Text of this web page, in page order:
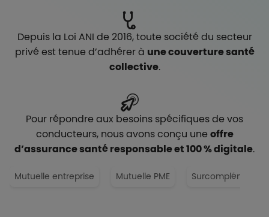
Depuis la Loi ANI de 2016, toute société du secteur
privé est tenue d’adhérer à une couverture santé
collective.
Pour répondre aux besoins spécifiques de vos
conducteurs, nous avons conçu uneoffre
d’assurance santé responsable et 100 % digitale.
Mutuelle entreprise Mutuelle PME